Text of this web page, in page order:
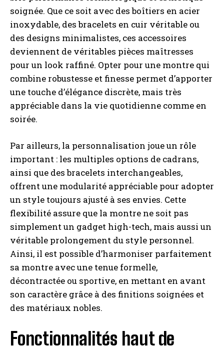
soignée. Que ce soit avec des boîtiers en acier
inoxydable, des bracelets en cuir véritable ou
des designs minimalistes, ces accessoires
deviennent de véritables pièces maîtresses
pour un look raffiné. Opter pour une montre qui
combine robustesse et finesse permet d’apporter
une touche d’élégance discrète, mais très
appréciable dans la vie quotidienne comme en
soirée.
Par ailleurs, la personnalisation joue un rôle
important : les multiples options de cadrans,
ainsi que des bracelets interchangeables,
offrent une modularité appréciable pour adopter
un style toujours ajusté à ses envies. Cette
flexibilité assure que la montre ne soit pas
simplement un gadget high-tech, mais aussi un
véritable prolongement du style personnel.
Ainsi, il est possible d’harmoniser parfaitement
sa montre avec une tenue formelle,
décontractée ou sportive, en mettant en avant
son caractère grâce à des finitions soignées et
des matériaux nobles.
Fonctionnalités haut de